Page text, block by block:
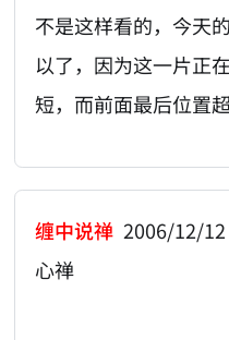
不是这样看的，今天
以了，因为这一片正
短，而前面最后位置
缠中说禅 2006/12/
心禅